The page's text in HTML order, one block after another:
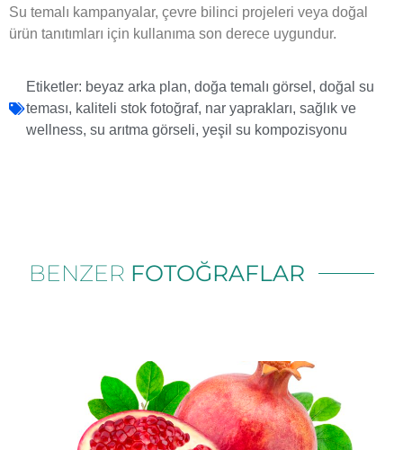
Su temalı kampanyalar, çevre bilinci projeleri veya doğal
ürün tanıtımları için kullanıma son derece uygundur.
Etiketler: beyaz arka plan, doğa temalı görsel , doğal su
teması, kaliteli stok fotoğraf, nar yaprakları, sağlık ve
wellness, su arıtma görseli, yeşil su kompozisyonu
BENZER FOTOĞRAFLAR